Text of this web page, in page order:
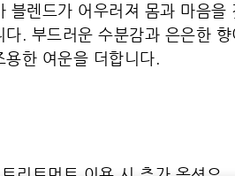
블렌드가 어우러져 몸과 마음을
다. 부드러운 수분감과 은은한 향
한 여운을 더합니다.